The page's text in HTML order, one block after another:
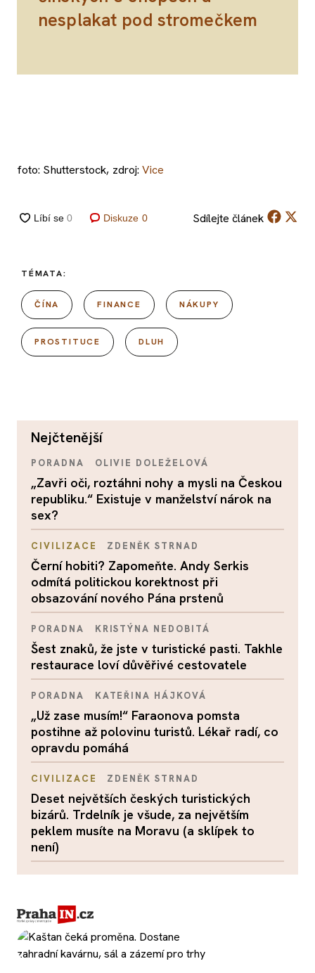
nesplakat pod stromečkem
foto: Shutterstock, zdroj:Vice
Diskuze 0 Sdílejte článek
TÉMATA:
ČÍNA FINANCE NÁKUPY
PROSTITUCE DLUH
nejčtenější
PORADNA OLIVIE DOLEŽELOVÁ
„Zavři oči, roztáhni nohy a mysli na Českou
republiku.“ Existuje v manželství nárok na
sex?
CIVILIZACE ZDENĚK STRNAD
Černí hobiti? Zapomeňte. Andy Serkis
odmítá politickou korektnost při
obsazování nového Pána prstenů
PORADNA KRISTÝNA NEDOBITÁ
Šest znaků, že jste v turistické pasti. Takhle
restaurace loví důvěřivé cestovatele
PORADNA KATEŘINA HÁJKOVÁ
„Už zase musím!“ Faraonova pomsta
postihne až polovinu turistů. Lékař radí, co
opravdu pomáhá
CIVILIZACE ZDENĚK STRNAD
Deset největších českých turistických
bizárů. Trdelník je všude, za největším
peklem musíte na Moravu (a sklípek to
není)